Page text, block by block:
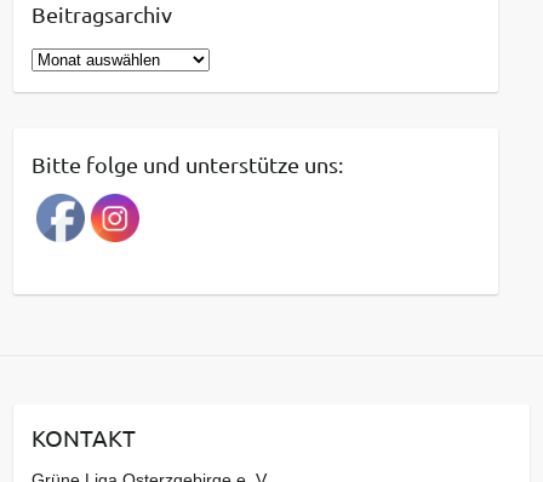
Beitragsarchiv
B
e
r
a
g
a
v
Bitte folge und unterstütze uns:
KONTAKT